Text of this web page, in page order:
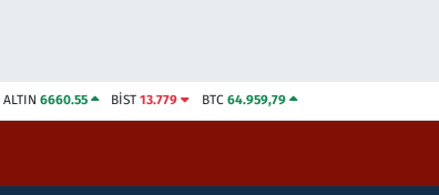
ALTIN 6660.55 BİST13.779 BTC 64.959,79